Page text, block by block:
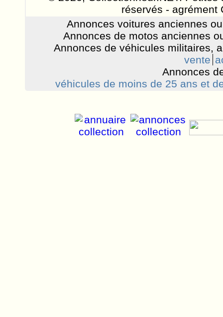
réservés - agrément
Annonces voitures anciennes
Annonces de motos anciennes
Annonces de véhicules militaires,
vente
Annonces
véhicules de moins de 25 ans et